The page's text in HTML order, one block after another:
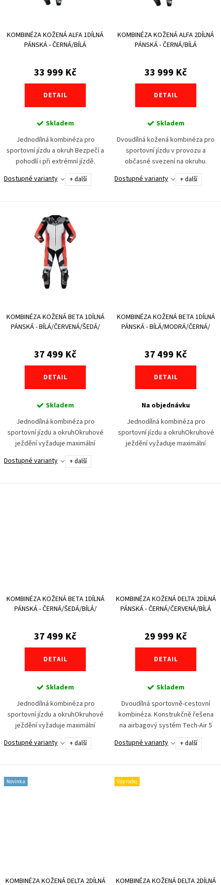
u
o
KOMBINÉZA KOŽENÁ ALFA 1DÍLNÁ
PÁNSKÁ - ČERNÁ/BÍLÁ
33 999 Kč
DETAIL
Skladem
Jednodílná kombinéza pro
sportovní jízdu a okruh Bezpečí a
pohodlí i při extrémní jízdě.
Jednodílná kombinéza ALFA byla
vyvinuta pro jezdce, kteří vyžadují
Dostupné varianty + další
KOMBINÉZA KOŽENÁ ALFA 2DÍLNÁ
PÁNSKÁ - ČERNÁ/BÍLÁ
33 999 Kč
DETAIL
Skladem
Dvoudílná kožená kombinéza pro
sportovní jízdu v provozu a
občasné svezení na okruhu.
Konstrukčně optimalizovaná na
nejnovější airbagové systémy.
Dostupné varianty + další
KOMBINÉZA KOŽENÁ BETA 1DÍLNÁ
PÁNSKÁ - BÍLÁ/ČERVENÁ/ŠEDÁ/
37 499 Kč
DETAIL
Skladem
Jednodílná kombinéza pro
sportovní jízdu a okruhOkruhové
ježdění vyžaduje maximální
soustředění na výkon. Toho
docílíme jen s pocitem bezpečí a
Dostupné varianty + další
KOMBINÉZA KOŽENÁ BETA 1DÍLNÁ
PÁNSKÁ - BÍLÁ/MODRÁ/ČERNÁ/
37 499 Kč
DETAIL
Na objednávku
Jednodílná kombinéza pro
sportovní jízdu a okruhOkruhové
ježdění vyžaduje maximální
KOMBINÉZA KOŽENÁ BETA 1DÍLNÁ
PÁNSKÁ - ČERNÁ/ŠEDÁ/BÍLÁ/
37 499 Kč
DETAIL
Skladem
Jednodílná kombinéza pro
sportovní jízdu a okruhOkruhové
ježdění vyžaduje maximální
soustředění na výkon. Toho
docílíme jen s pocitem bezpečí a
Dostupné varianty + další
KOMBINÉZA KOŽENÁ DELTA 2DÍLNÁ
PÁNSKÁ - ČERNÁ/ČERVENÁ/BÍLÁ
29 999 Kč
DETAIL
Skladem
Dvoudílná sportovně-cestovní
kombinéza. Konstrukčně řešena
na airbagový systém Tech-Air 5
s módem provoz/okruh. Bunda lze
používat i samostatně
Dostupné varianty + další
Novinka
KOMBINÉZA KOŽENÁ DELTA 2DÍLNÁ
Výprodej
KOMBINÉZA KOŽENÁ DELTA 2DÍLNÁ